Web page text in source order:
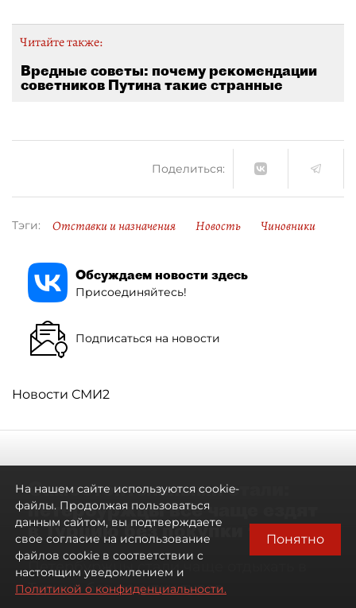
Читайте также:
Вредные советы: почему рекомендации
советников Путина такие странные
Поделиться:
Тэги: Отставки и назначения Новость Чиновники
Обсуждаем новости здесь
Присоединяйтесь!
Подписаться на новости
Новости СМИ2
Самостоятельными стали:
петербуржцы всё чаще ездят
в Турцию без покупки туров
Петербуржцы стали чаще отдыхать в
Турции без покупки туров
На нашем сайте используются cookie-
файлы. Продолжая пользоваться
данным сайтом, вы подтверждаете
свое согласие на использование
файлов cookie в соответствии с
настоящим уведомлением и
Политикой о конфиденциальности.
Понятно